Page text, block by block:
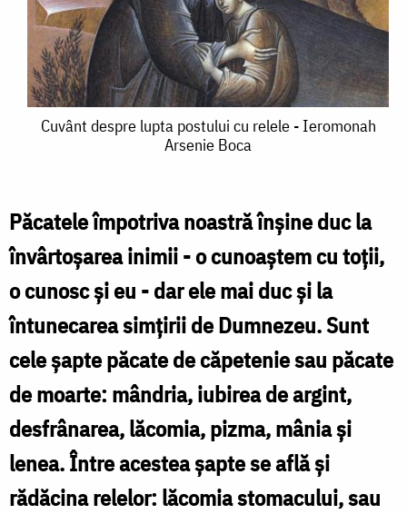
Cuvânt
postului
cu
relele
-
Ieromonah
Arsenie
Boca
Cuvânt despre lupta postului cu relele - Ieromonah
Arsenie Boca
Păcatele împotriva noastră înşine duc la
învârtoşarea inimii - o cunoaştem cu toţii,
o cunosc şi eu - dar ele mai duc şi la
întunecarea simţirii de Dumnezeu. Sunt
cele şapte păcate de căpetenie sau păcate
de moarte: mândria, iubirea de argint,
desfrânarea, lăcomia, pizma, mânia şi
lenea. Între acestea şapte se află şi
rădăcina relelor: lăcomia stomacului, sau